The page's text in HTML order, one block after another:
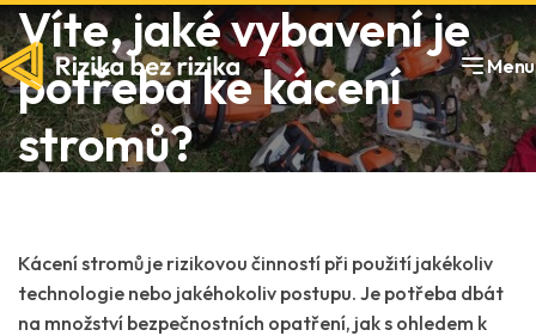
Menu
Víte, jaké vybavení je
potřeba ke kácení
stromů?
Kácení stromů je rizikovou činností při použití jakékoliv
technologie nebo jakéhokoliv postupu. Je potřeba dbát
na množství bezpečnostních opatření, jak s ohledem k